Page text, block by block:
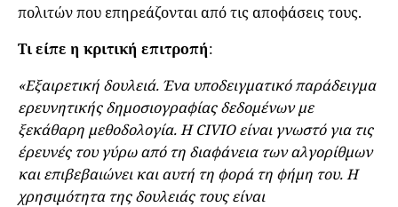
πολιτών που επηρεάζονται από τις αποφάσεις τους.
Τι είπε η κριτική επιτροπή:
«Εξαιρετική δουλειά. Ένα υποδειγματικό παράδειγμα
ερευνητικής δημοσιογραφίας δεδομένων με
ξεκάθαρη μεθοδολογία. H CIVIO είναι γνωστό για τις
έρευνές του γύρω από τη διαφάνεια των αλγορίθμων
και επιβεβαιώνει και αυτή τη φορά τη φήμη του. Η
χρησιμότητα της δουλειάς τους είναι